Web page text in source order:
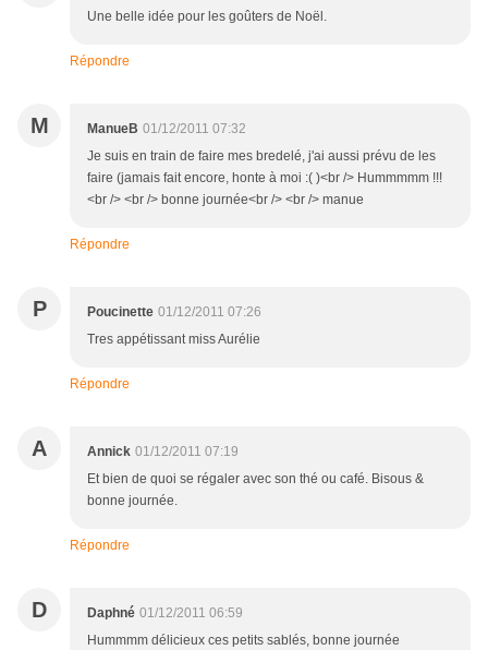
Une belle idée pour les goûters de Noël.
Répondre
M ManueB 01/12/2011 07:32
Je suis en train de faire mes bredelé, j'ai aussi prévu de les
faire (jamais fait encore, honte à moi :( )<br /> Hummmmm !!!
<br /> <br /> bonne journée<br /> <br /> manue
Répondre
P Poucinette 01/12/2011 07:26
Tres appétissant miss Aurélie
Répondre
A Annick 01/12/2011 07:19
Et bien de quoi se régaler avec son thé ou café. Bisous &
bonne journée.
Répondre
D Daphné 01/12/2011 06:59
Hummmm délicieux ces petits sablés, bonne journée